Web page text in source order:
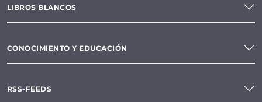
LIBROS BLANCOS
CONOCIMIENTO Y EDUCACIÓN
RSS-FEEDS